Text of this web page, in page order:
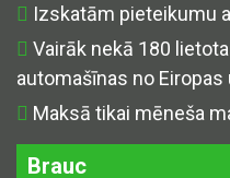
Izskatām pieteikumu
Vairāk nekā 180
automašīnas no Eiropas
Maksā tikai mēneša
Brauc